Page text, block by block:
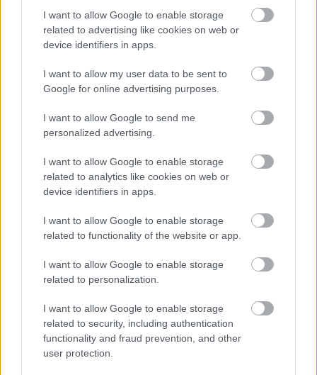
I want to allow Google to enable storage
related to advertising like cookies on web or
device identifiers in apps.
I want to allow my user data to be sent to
Google for online advertising purposes.
I want to allow Google to send me
personalized advertising.
I want to allow Google to enable storage
related to analytics like cookies on web or
device identifiers in apps.
I want to allow Google to enable storage
related to functionality of the website or app.
I want to allow Google to enable storage
related to personalization.
I want to allow Google to enable storage
related to security, including authentication
functionality and fraud prevention, and other
user protection.
Prečo z okna robia radiátor a ako to vyriešiť za pár eur?
Prečo z okna robia radiátor a ako to vyriešiť za pár eur?
Akurát ten problém doma riešime na oknách z južnej
strany. Pravdepodobne pôjdeme do vonkajšieho
predajcovia idú okolo 100 eur kus.
Nekupujte drahé lapače: Vyrobte si za 5 minút domácu
pascu na osy a sršne, ktorá ich nepustí von
Bros sprej necaka kym osa vypije moje pivo. Zaroven
pasca naucinke moc efektivne. Skor pritiahne slimaky
Viete, kedy použiť akú maltu? Spoznajte rozdiely, ktoré
vám ušetria čas v stavebninách aj pri práci
3 ročník základnej školy. To fakt? AI alebo nejaka kniha
doba schnutia tak 15 minut , k tomu vodotesné s
Záhradné ležadlá v obchodoch sú predražené. Toto si
vyrobíte pod 140 eur a je oveľa pohodlnejšie!
Žiadne čapovanie alebo zadlabávanie, všetko len na
čínske skrutky. Alternatíva slovenskej IKEI - čo sa týka
pevnosti. Autor si nedal veľa námahy s remeselným
spracovaním, škoda. No lepšie než ten odpad z DTD